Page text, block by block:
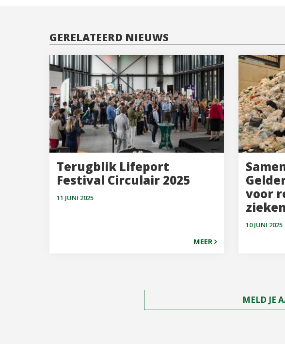
GERELATEERD NIEUWS
Terugblik Lifeport
Festival Circulair 2025
11 JUNI 2025
MEER
voor
10 JUNI 2025
MELD JE